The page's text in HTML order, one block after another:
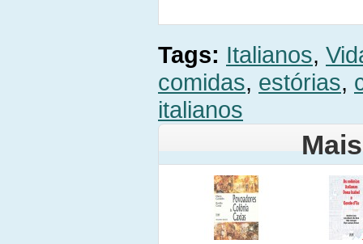
Tags: Italianos,
comidas, estórias,
italianos